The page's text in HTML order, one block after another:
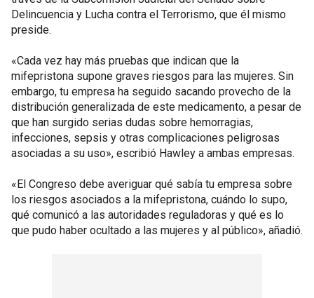
Delincuencia y Lucha contra el Terrorismo, que él mismo
preside.
«Cada vez hay más pruebas que indican que la
mifepristona supone graves riesgos para las mujeres. Sin
embargo, tu empresa ha seguido sacando provecho de la
distribución generalizada de este medicamento, a pesar de
que han surgido serias dudas sobre hemorragias,
infecciones, sepsis y otras complicaciones peligrosas
asociadas a su uso», escribió Hawley a ambas empresas.
«El Congreso debe averiguar qué sabía tu empresa sobre
los riesgos asociados a la mifepristona, cuándo lo supo,
qué comunicó a las autoridades reguladoras y qué es lo
que pudo haber ocultado a las mujeres y al público», añadió.